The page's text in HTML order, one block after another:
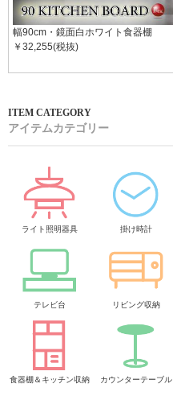
幅90cm・鏡面白ホワイト食器棚
￥32,255(税抜)
アイテムカテゴリー
ライト照明器具 掛け時計
テレビ台 リビング収納
食器棚＆キッチン収納 カウンターテーブル